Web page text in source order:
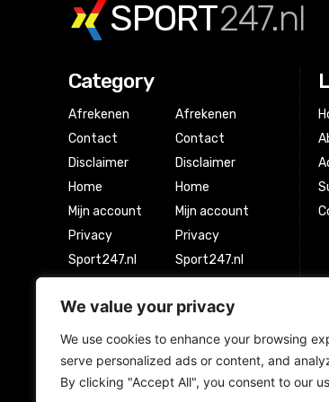
We value your privacy
We use cookies to enhance your browsing
serve personalized ads or content, and
By clicking "Accept All", you consent to our
SPORT247.nl
Category
Afrekenen
Contact
Disclaimer
Home
Mijn account
Privacy
Sport247.nl
Winkelwagen
Afrekenen
Contact
Disclaimer
Home
Mijn account
Privacy
Sport247.nl
Winkelwagen
Newsletter Signup